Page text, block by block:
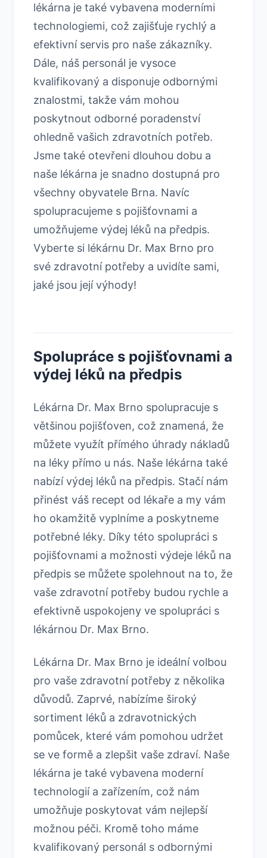
lékárna je také vybavena moderními
technologiemi, což zajišťuje rychlý a
efektivní servis pro naše zákazníky.
Dále, náš personál je vysoce
kvalifikovaný a disponuje odbornými
znalostmi, takže vám mohou
poskytnout odborné poradenství
ohledně vašich zdravotních potřeb.
Jsme také otevřeni dlouhou dobu a
naše lékárna je snadno dostupná pro
všechny obyvatele Brna. Navíc
spolupracujeme s pojišťovnami a
umožňujeme výdej léků na předpis.
Vyberte si lékárnu Dr. Max Brno pro
své zdravotní potřeby a uvidíte sami,
jaké jsou její výhody!
Spolupráce s pojišťovnami a
výdej léků na předpis
Lékárna Dr. Max Brno spolupracuje s
většinou pojišťoven, což znamená, že
můžete využít přímého úhrady nákladů
na léky přímo u nás. Naše lékárna také
nabízí výdej léků na předpis. Stačí nám
přinést váš recept od lékaře a my vám
ho okamžitě vyplníme a poskytneme
potřebné léky. Díky této spolupráci s
pojišťovnami a možnosti výdeje léků na
předpis se můžete spolehnout na to, že
vaše zdravotní potřeby budou rychle a
efektivně uspokojeny ve spolupráci s
lékárnou Dr. Max Brno.
Lékárna Dr. Max Brno je ideální volbou
pro vaše zdravotní potřeby z několika
důvodů. Zaprvé, nabízíme široký
sortiment léků a zdravotnických
pomůcek, které vám pomohou udržet
se ve formě a zlepšit vaše zdraví. Naše
lékárna je také vybavena moderní
technologií a zařízením, což nám
umožňuje poskytovat vám nejlepší
možnou péči. Kromě toho máme
kvalifikovaný personál s odbornými